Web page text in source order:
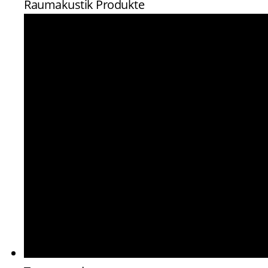
Raumakustik Produkte